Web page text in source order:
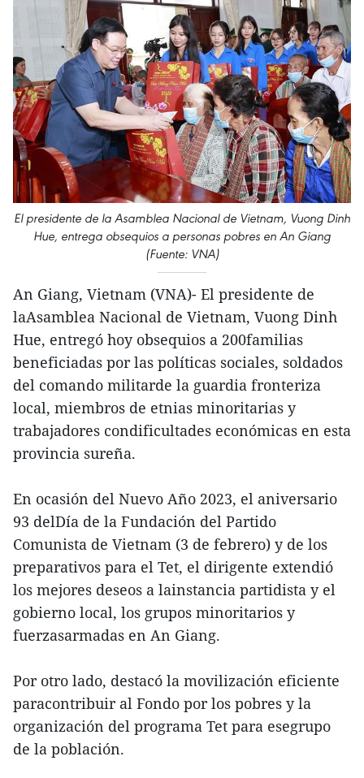
El presidente de la Asamblea Nacional de Vietnam, Vuong Dinh
Hue, entrega obsequios a personas pobres en An Giang
(Fuente: VNA)
An Giang, Vietnam (VNA)- El presidente de
laAsamblea Nacional de Vietnam, Vuong Dinh
Hue, entregó hoy obsequios a 200familias
beneficiadas por las políticas sociales, soldados
del comando militarde la guardia fronteriza
local, miembros de etnias minoritarias y
trabajadores condificultades económicas en esta
provincia sureña.
En ocasión del Nuevo Año 2023, el aniversario
93 delDía de la Fundación del Partido
Comunista de Vietnam (3 de febrero) y de los
preparativos para el Tet, el dirigente extendió
los mejores deseos a lainstancia partidista y el
gobierno local, los grupos minoritarios y
fuerzasarmadas en An Giang.
Por otro lado, destacó la movilización eficiente
paracontribuir al Fondo por los pobres y la
organización del programa Tet para esegrupo
de la población.